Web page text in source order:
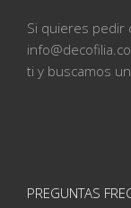
Si quieres pedir
info@
ti y buscamos
PREGUNTAS